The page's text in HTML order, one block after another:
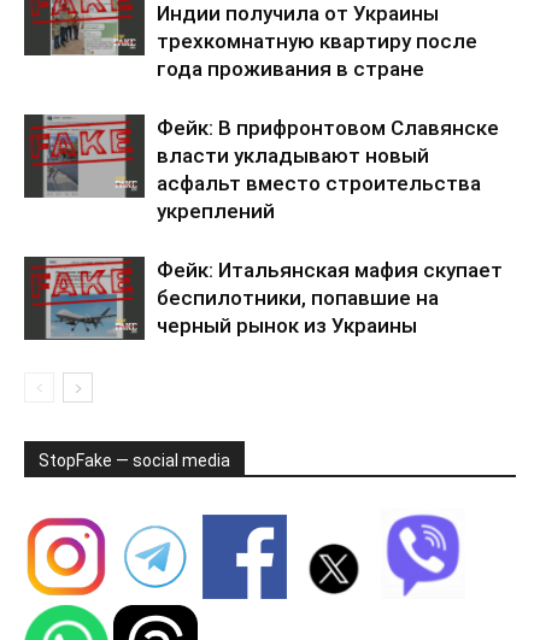
Индии получила от Украины
трехкомнатную квартиру после
года проживания в стране
Фейк: В прифронтовом Славянске
власти укладывают новый
асфальт вместо строительства
укреплений
Фейк: Итальянская мафия скупает
беспилотники, попавшие на
черный рынок из Украины
StopFake — social media